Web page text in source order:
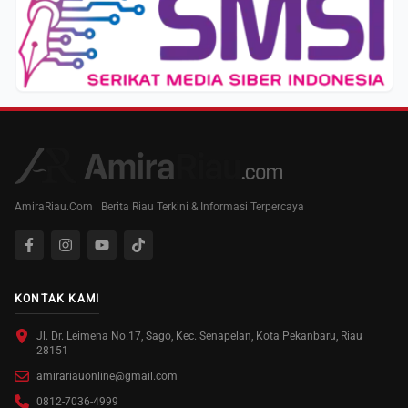
AmiraRiau.Com | Berita Riau Terkini & Informasi Terpercaya
KONTAK KAMI
Jl. Dr. Leimena No.17, Sago, Kec. Senapelan, Kota Pekanbaru, Riau
28151
amirariauonline@gmail.com
0812-7036-4999